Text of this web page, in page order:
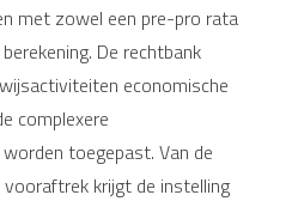
met zowel een pre-pro rata
De rechtbank
economische
complexere
toegepast. Van de
krijgt de instelling